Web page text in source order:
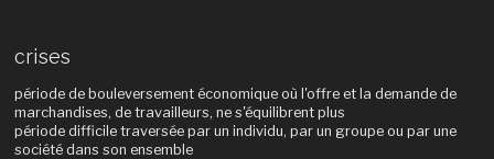
crises
période de bouleversement économique où l'offre et la demande de
marchandises, de travailleurs, ne s'équilibrent plus
période difficile traversée par un individu, par un groupe ou par une
société dans son ensemble